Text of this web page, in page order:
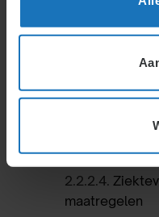
2.2.2.1.
2.2.2.2.
2.2.2.4.
maatregelen